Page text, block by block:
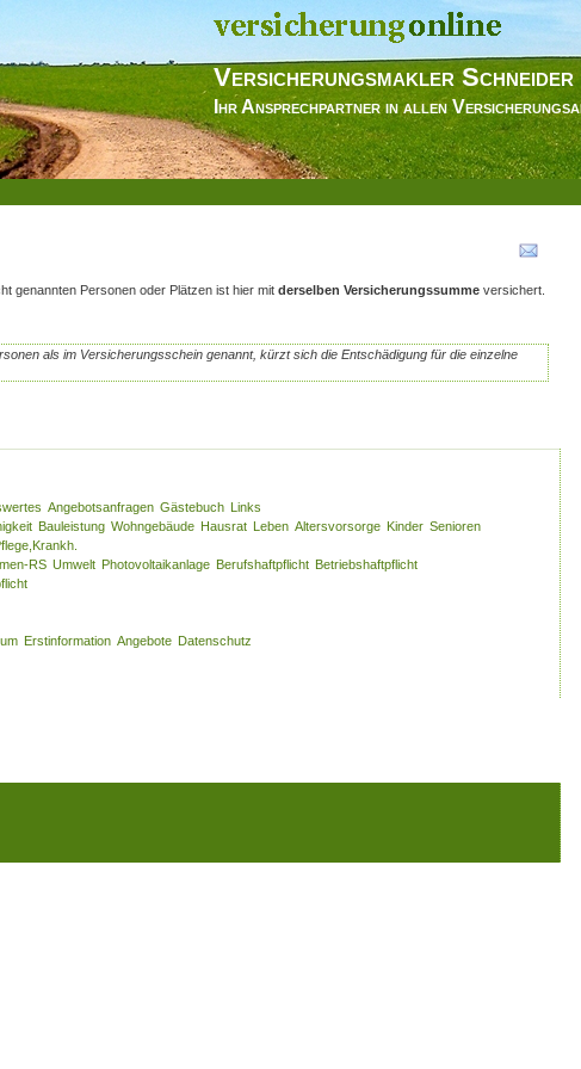
Versicherungsmakler Schneider
Ihr Ansprechpartner in allen
genannten Personen oder Plätzen ist hier mit derselben Versicherungssumme versichert.
als im Versicherungsschein genannt, kürzt sich die Entschädigung für die einzelne
Angebotsanfragen Gästebuch
Links
Bauleistung Wohngebäude Hausrat Leben Altersvorsorge Kinder Senioren
RS Umwelt Photovoltaikanlage Berufshaftpflicht Betriebshaftpflicht
Erstinformation Angebote Datenschutz